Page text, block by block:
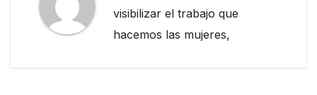
visibilizar el trabajo que
hacemos las mujeres,